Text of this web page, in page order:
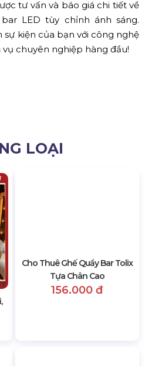
tư vấn và báo giá chi tiết về
LED tùy chỉnh ánh sáng.
kiện của bạn với công nghệ
chuyên nghiệp hàng đầu!
LOẠI